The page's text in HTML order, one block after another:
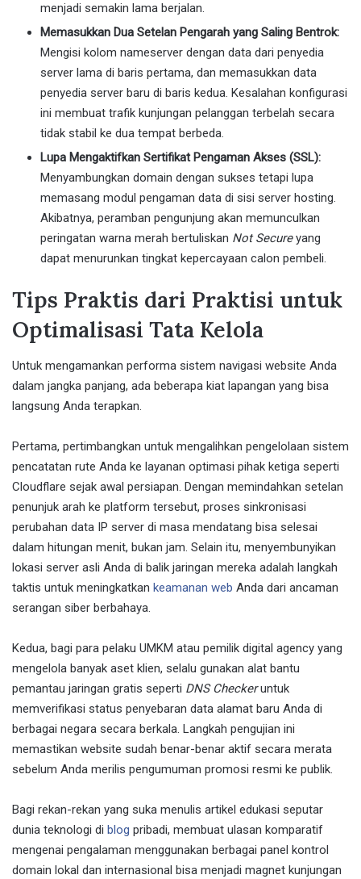
menjadi semakin lama berjalan.
Memasukkan Dua Setelan Pengarah yang Saling Bentrok:
Mengisi kolom nameserver dengan data dari penyedia
server lama di baris pertama, dan memasukkan data
penyedia server baru di baris kedua. Kesalahan konfigurasi
ini membuat trafik kunjungan pelanggan terbelah secara
tidak stabil ke dua tempat berbeda.
Lupa Mengaktifkan Sertifikat Pengaman Akses (SSL):
Menyambungkan domain dengan sukses tetapi lupa
memasang modul pengaman data di sisi server hosting.
Akibatnya, peramban pengunjung akan memunculkan
peringatan warna merah bertuliskan Not Secureyang
dapat menurunkan tingkat kepercayaan calon pembeli.
Tips Praktis dari Praktisi untuk
Optimalisasi Tata Kelola
Untuk mengamankan performa sistem navigasi website Anda
dalam jangka panjang, ada beberapa kiat lapangan yang bisa
langsung Anda terapkan.
Pertama, pertimbangkan untuk mengalihkan pengelolaan sistem
pencatatan rute Anda ke layanan optimasi pihak ketiga seperti
Cloudflare sejak awal persiapan. Dengan memindahkan setelan
penunjuk arah ke platform tersebut, proses sinkronisasi
perubahan data IP server di masa mendatang bisa selesai
dalam hitungan menit, bukan jam. Selain itu, menyembunyikan
lokasi server asli Anda di balik jaringan mereka adalah langkah
taktis untuk meningkatkan keamanan web Anda dari ancaman
serangan siber berbahaya.
Kedua, bagi para pelaku UMKM atau pemilik digital agency yang
mengelola banyak aset klien, selalu gunakan alat bantu
pemantau jaringan gratis seperti DNS Checkeruntuk
memverifikasi status penyebaran data alamat baru Anda di
berbagai negara secara berkala. Langkah pengujian ini
memastikan website sudah benar-benar aktif secara merata
sebelum Anda merilis pengumuman promosi resmi ke publik.
Bagi rekan-rekan yang suka menulis artikel edukasi seputar
dunia teknologi di blog pribadi, membuat ulasan komparatif
mengenai pengalaman menggunakan berbagai panel kontrol
domain lokal dan internasional bisa menjadi magnet kunjungan